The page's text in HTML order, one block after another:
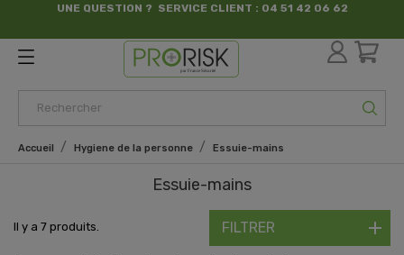
UNE QUESTION ? SERVICE CLIENT : 04 51 42 06 62
par France Sécurité
Accueil Hygiene de la personne Essuie-mains
Essuie-mains
FILTRER
Il y a 7 produits.